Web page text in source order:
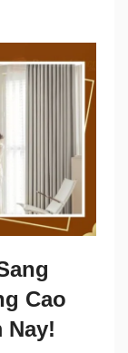
Cao
Nay!